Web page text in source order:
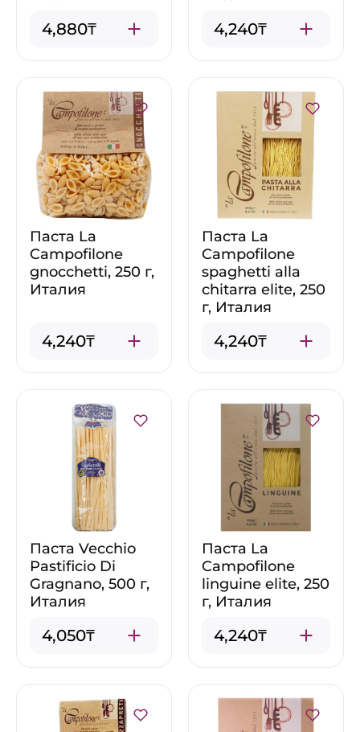
4,880₸ 4,240₸
Паста La
Campofilone
gnocchetti, 250 г,
Италия
4,240₸
Паста La
Campofilone
spaghetti alla
chitarra elite, 250
г, Италия
4,240₸
Паста Vecchio
Pastificio Di
Gragnano, 500 г,
Италия
4,050₸
Паста La
Campofilone
linguine elite, 250
г, Италия
4,240₸